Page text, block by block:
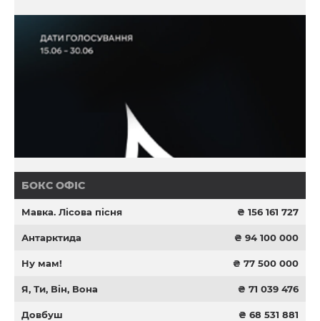
БОКС ОФІС
Мавка. Лісова пісня ₴ 156 161 727
Антарктида ₴ 94 100 000
Ну мам! ₴ 77 500 000
Я, Ти, Він, Вона ₴ 71 039 476
Довбуш ₴ 68 531 881